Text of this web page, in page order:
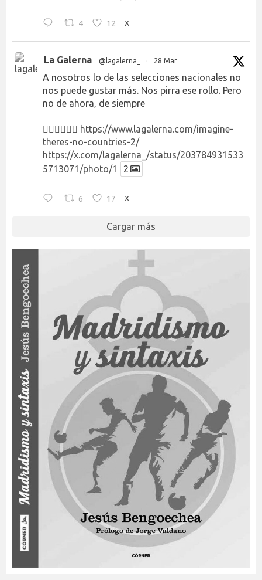
4 12 X
La Galerna @lagalerna_ · 28 Mar
A nosotros lo de las selecciones nacionales no
nos puede gustar más. Nos pirra ese rollo. Pero
no de ahora, de siempre
👉🏻👉🏻👉🏻 https://www.lagalerna.com/imagine-
theres-no-countries-2/
https://x.com/lagalerna_/status/203784931533
5713071/photo/1
2
6 17 X
Cargar más